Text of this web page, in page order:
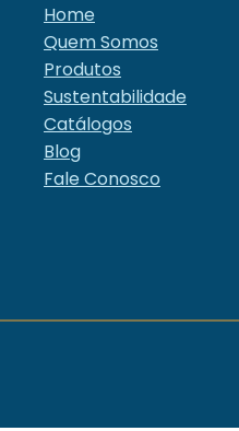
Home
Quem Somos
Produtos
Sustentabilidade
Catálogos
Blog
Fale Conosco